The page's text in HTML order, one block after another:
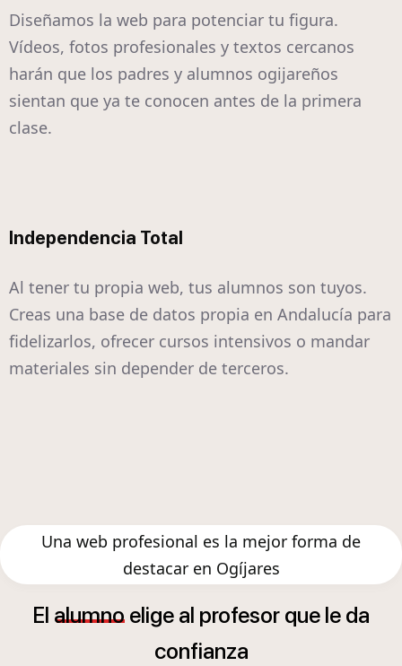
Diseñamos la web para potenciar tu figura.
Vídeos, fotos profesionales y textos cercanos
harán que los padres y alumnos ogijareños
sientan que ya te conocen antes de la primera
clase.
Independencia Total
Al tener tu propia web, tus alumnos son tuyos.
Creas una base de datos propia en Andalucía para
fidelizarlos, ofrecer cursos intensivos o mandar
materiales sin depender de terceros.
Una web profesional es la mejor forma de
destacar en Ogíjares
El alumno elige al profesor que le da
confianza